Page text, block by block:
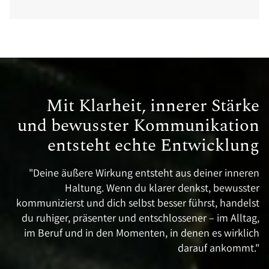
Mit Klarheit, innerer Stärke
und bewusster Kommunikation
entsteht echte Entwicklung
"Deine äußere Wirkung entsteht aus deiner inneren
Haltung. Wenn du klarer denkst, bewusster
kommunizierst und dich selbst besser führst, handelst
du ruhiger, präsenter und entschlossener – im Alltag,
im Beruf und in den Momenten, in denen es wirklich
darauf ankommt."